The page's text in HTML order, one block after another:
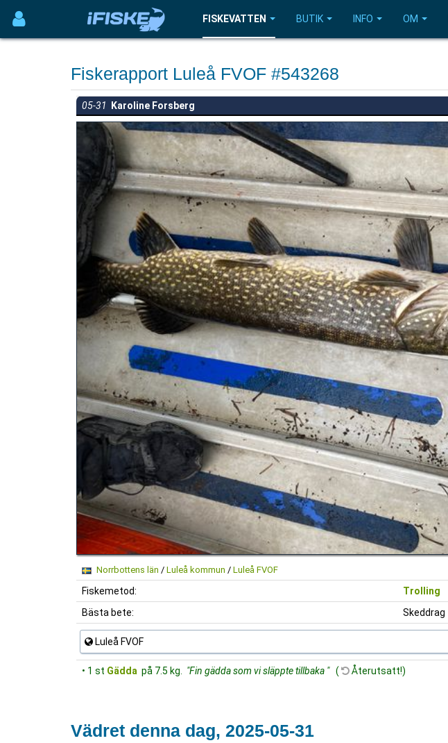
FISKEVATTEN BUTIK INFO OM
Fiskerapport Luleå FVOF #543268
05-31 Karoline Forsberg
Norrbottens län / Luleå kommun / Luleå FVOF
Fiskemetod:
Trolling
Bästa bete:
Skeddrag
Luleå FVOF
• 1 st Gädda på 7.5 kg. "Fin gädda som vi släppte tillbaka " ( Återutsatt!)
Vädret denna dag, 2025-05-31